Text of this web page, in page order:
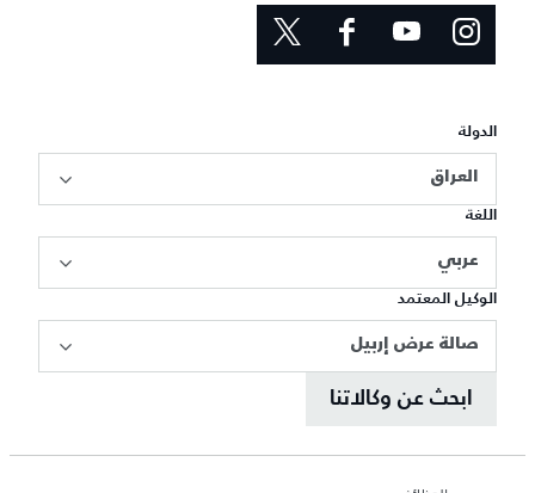
الدولة
العراق
اللغة
عربي
الوكيل المعتمد
صالة عرض إربيل
ابحث عن وكالاتنا